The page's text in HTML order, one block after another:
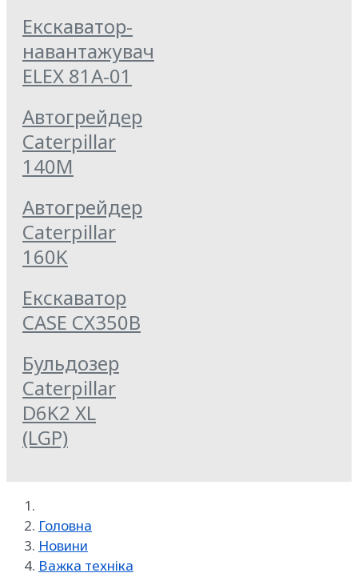
Екскаватор-
навантажувач
ELEX 81А-01
Автогрейдер
Caterpillar
140M
Автогрейдер
Caterpillar
160K
Екскаватор
CASE CX350B
Бульдозер
Caterpillar
D6K2 XL
(LGP)
Головна
Новини
Важка техніка